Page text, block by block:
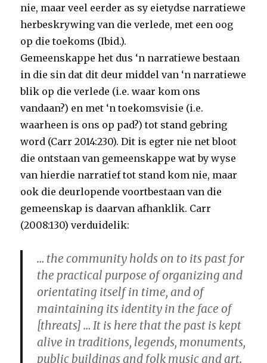
nie, maar veel eerder as sy eietydse narratiewe
herbeskrywing van die verlede, met een oog
op die toekoms (Ibid.).
Gemeenskappe het dus ‘n narratiewe bestaan
in die sin dat dit deur middel van ‘n narratiewe
blik op die verlede (i.e. waar kom ons
vandaan?) en met ‘n toekomsvisie (i.e.
waarheen is ons op pad?) tot stand gebring
word (Carr 2014:230). Dit is egter nie net bloot
die ontstaan van gemeenskappe wat by wyse
van hierdie narratief tot stand kom nie, maar
ook die deurlopende voortbestaan van die
gemeenskap is daarvan afhanklik. Carr
(2008:130) verduidelik:
… the community holds on to its past for
the practical purpose of organizing and
orientating itself in time, and of
maintaining its identity in the face of
[threats] … It is here that the past is kept
alive in traditions, legends, monuments,
public buildings and folk music and art.